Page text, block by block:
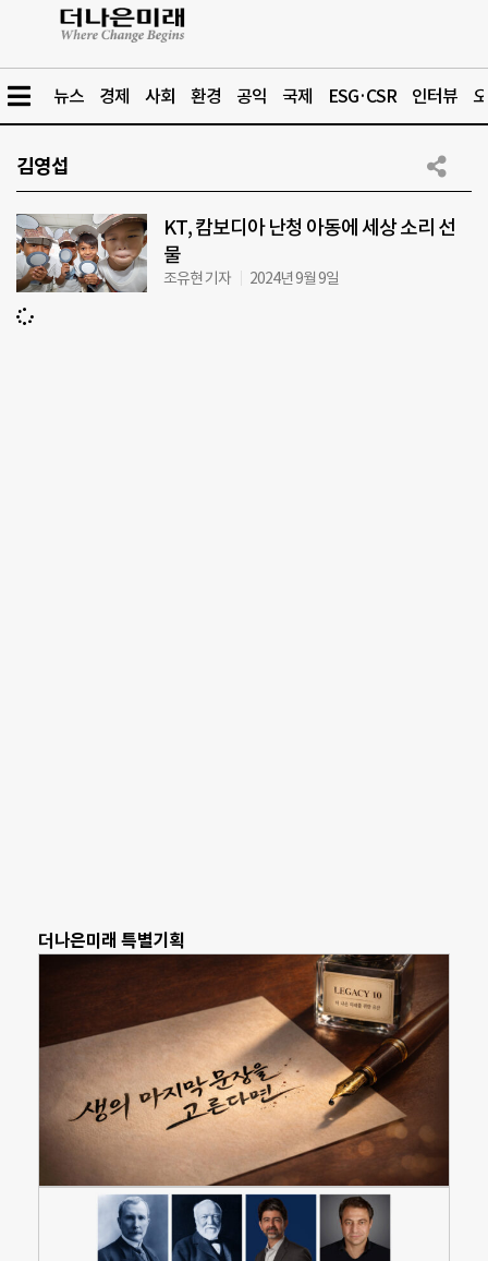
뉴스 경제 사회 환경 공익 국제 ESG·CSR 인터뷰
김영섭
KT, 캄보디아 난청 아동에 세상 소리 선
물
조유현 기자 2024년 9월 9일
더나은미래 특별기획